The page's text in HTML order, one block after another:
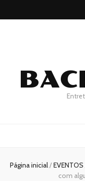
Página inicial/EVENTOS
com